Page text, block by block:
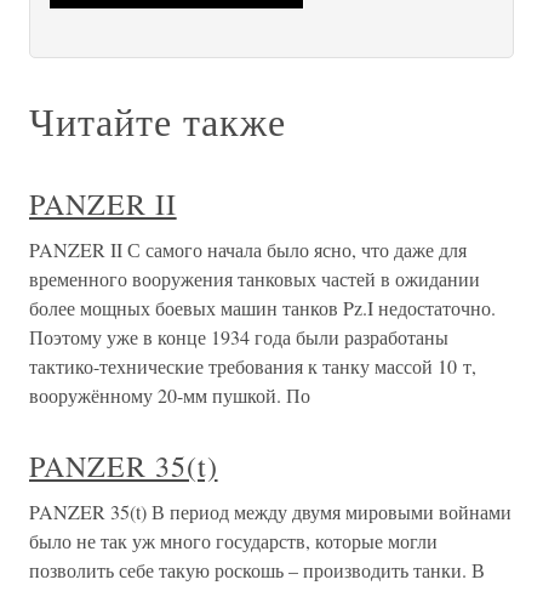
Читайте также
PANZER II
PANZER II С самого начала было ясно, что даже для
временного вооружения танковых частей в ожидании
более мощных боевых машин танков Pz.I недостаточно.
Поэтому уже в конце 1934 года были разработаны
тактико-технические требования к танку массой 10 т,
вооружённому 20-мм пушкой. По
PANZER 35(t)
PANZER 35(t) В период между двумя мировыми войнами
было не так уж много государств, которые могли
позволить себе такую роскошь – производить танки. В